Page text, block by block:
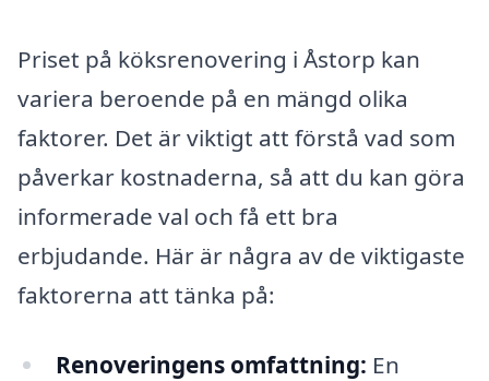
Priset på köksrenovering i Åstorp kan
variera beroende på en mängd olika
faktorer. Det är viktigt att förstå vad som
påverkar kostnaderna, så att du kan göra
informerade val och få ett bra
erbjudande. Här är några av de viktigaste
faktorerna att tänka på:
Renoveringens omfattning: En